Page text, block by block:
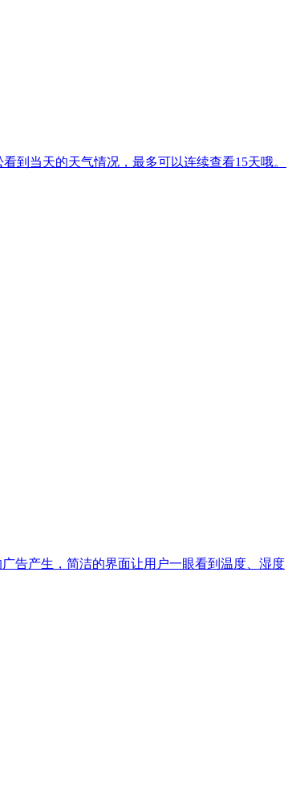
到当天的天气情况，最多可以连续查看15天哦。
告产生，简洁的界面让用户一眼看到温度、湿度